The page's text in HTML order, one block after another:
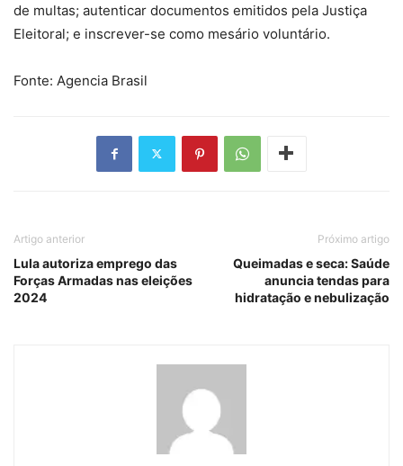
de multas; autenticar documentos emitidos pela Justiça
Eleitoral; e inscrever-se como mesário voluntário.
Fonte: Agencia Brasil
Artigo anterior
Lula autoriza emprego das
Forças Armadas nas eleições
2024
Próximo artigo
Queimadas e seca: Saúde
anuncia tendas para
hidratação e nebulização